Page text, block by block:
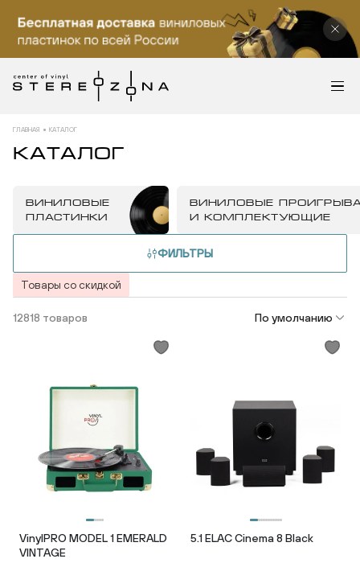
ГЛАВНАЯ КАТАЛОГ
КАТАЛОГ
ВИНИЛОВЫЕ
ПЛАСТИНКИ
ВИНИЛОВЫЕ
И КОМПЛЕКТУЮЩИЕ
ФИЛЬТРЫ
Товары со скидкой
12818 товаров По умолчанию
VinylPRO MODEL 1 EMERALD
VINTAGE
5.1 ELAC Cinema 8 Black